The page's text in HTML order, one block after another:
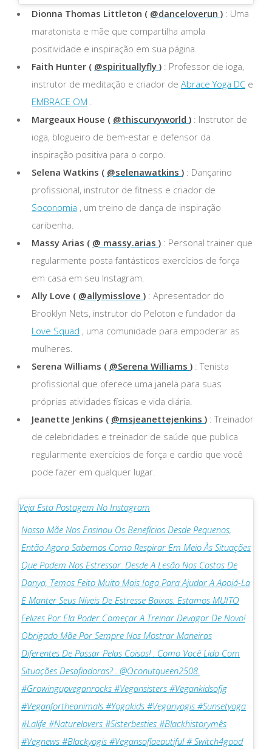
Dionna Thomas Littleton ( @danceloverun ): Uma
maratonista e mãe que compartilha ampla
positividade e inspiração em sua página.
Faith Hunter ( @spirituallyfly ): Professor de ioga,
instrutor de meditação e criador de Abrace Yoga DCe
EMBRACE OM
Margeaux House ( @thiscurvyworld ): Instrutor de
ioga, blogueiro de bem-estar e defensor da
inspiração positiva para o corpo.
Selena Watkins ( @selenawatkins ): Dançarino
profissional, instrutor de fitness e criador de
Soconomia , um treino de dança de inspiração
caribenha.
Massy Arias ( @ massy.arias ): Personal trainer que
regularmente posta fantásticos exercícios de força
em casa em seu Instagram.
Ally Love ( @allymisslove ): Apresentador do
Brooklyn Nets, instrutor do Peloton e fundador da
Love Squad , uma comunidade para empoderar as
mulheres.
Serena Williams ( @Serena Williams ): Tenista
profissional que oferece uma janela para suas
próprias atividades físicas e vida diária.
Jeanette Jenkins ( @msjeanettejenkins ): Treinador
de celebridades e treinador de saúde que publica
regularmente exercícios de força e cardio que você
pode fazer em qualquer lugar.
Veja Esta Postagem No Instagram
Nossa Mãe Nos Ensinou Os Benefícios Desde Pequenos,
Então Agora Sabemos Como Respirar Em Meio Às Situações
Que Podem Nos Estressar. Desde A Lesão Nas Costas De
Danya, Temos Feito Muito Mais Ioga Para Ajudar A Apoiá-La
E Manter Seus Níveis De Estresse Baixos. Estamos MUITO
Felizes Por Ela Poder Começar A Treinar Devagar De Novo!
Obrigado Mãe Por Sempre Nos Mostrar Maneiras
Diferentes De Passar Pelas Coisas! . Como Você Lida Com
Situações Desafiadoras? . @oconutqueen2508.
#growingupveganrocks #vegansisters #vegankidsofig
#veganfortheanimals #yogakids #veganyogis #sunsetyoga
#lalife #naturelovers #sisterbesties #blackhistorymês
#vegnews #blackyogis #vegansoflaeautiful # Switch4good